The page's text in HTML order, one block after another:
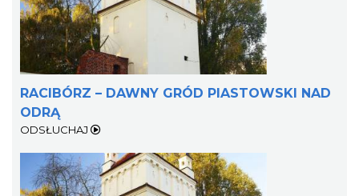
RACIBÓRZ – DAWNY GRÓD PIASTOWSKI NAD
ODRĄ
ODSŁUCHAJ